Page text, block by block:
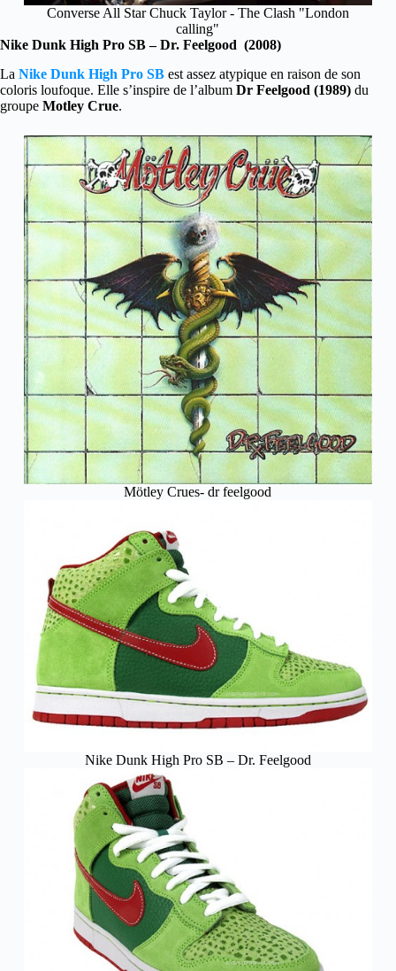
Converse All Star Chuck Taylor - The Clash "London
calling"
Nike Dunk High Pro SB – Dr. Feelgood (2008)
La Nike Dunk High Pro SB est assez atypique en raison de son
coloris loufoque. Elle s’inspire de l’album Dr Feelgood (1989) du
groupe Motley Crue.
Mötley Crues- dr feelgood
Nike Dunk High Pro SB – Dr. Feelgood